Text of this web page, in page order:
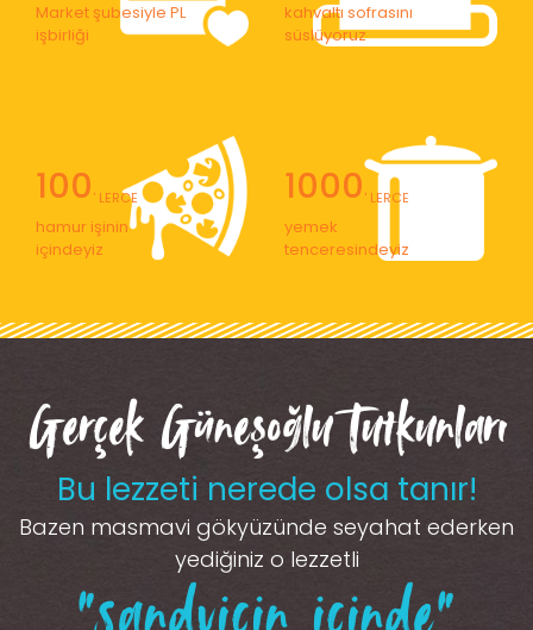
Market şubesiyle PL
işbirliği
kahvaltı sofrasını
süslüyoruz
100' LERCE
hamur işinin
içindeyiz
1000' LERCE
yemek
tenceresindeyiz
Gerçek Güneşoğlu Tutkunları
Bu lezzeti nerede olsa tanır!
Bazen masmavi gökyüzünde seyahat ederken
yediğiniz o lezzetli